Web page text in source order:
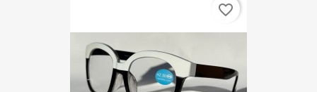
favorite_border